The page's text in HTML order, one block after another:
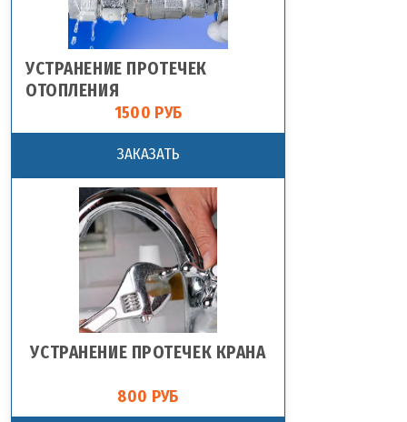
УСТРАНЕНИЕ ПРОТЕЧЕК
ОТОПЛЕНИЯ
1500 РУБ
ЗАКАЗАТЬ
УСТРАНЕНИЕ ПРОТЕЧЕК КРАНА
800 РУБ